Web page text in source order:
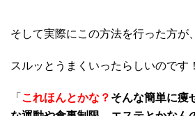
そして実際にこの方法を行った方が、
スルッとうまくいったらしいのです！
「 これほんとかな？ そんな簡単に痩